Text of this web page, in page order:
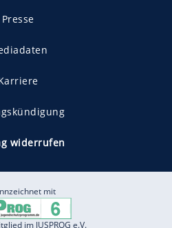
Presse
widerrufen
mit
im JUSPROG e.V.